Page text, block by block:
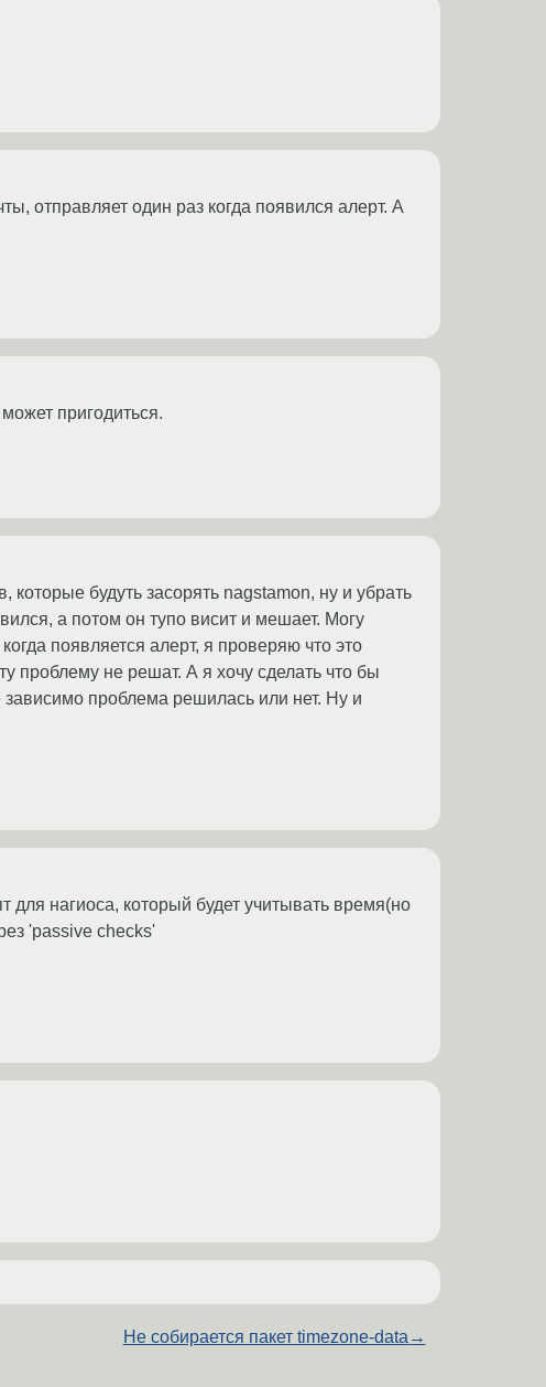
отправляет один раз когда появился алерт. А
пригодиться.
будуть засорять nagstamon, ну и убрать
а потом он тупо висит и мешает. Могу
появляется алерт, я проверяю что это
проблему не решат. А я хочу сделать что бы
зависимо проблема решилась или нет. Ну и
для нагиоса, который будет учитывать время(но
'passive checks'
Не собирается пакет timezone-data →